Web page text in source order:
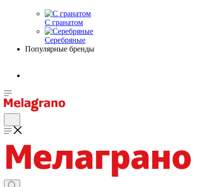
С гранатом
Серебряные
Популярные бренды